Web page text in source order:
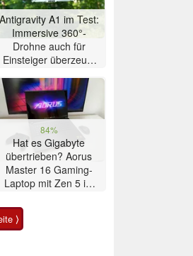
Antigravity A1 im Test:
Immersive 360°-
Drohne auch für
Einsteiger überzeugt
84%
Hat es Gigabyte
übertrieben? Aorus
Master 16 Gaming-
Laptop mit Zen 5 im
⟩